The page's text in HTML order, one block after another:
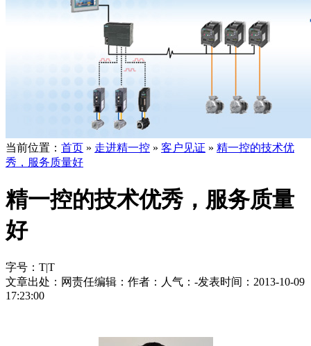
当前位置： 首页 » 走进精一控 » 客户见证 » 精一控的技术优
秀，服务质量好
精一控的技术优秀，服务质量
好
字号： TT
文章出处： 网责任编辑： 作者： 人气： -发表时间：2013-10-09
17:23:00